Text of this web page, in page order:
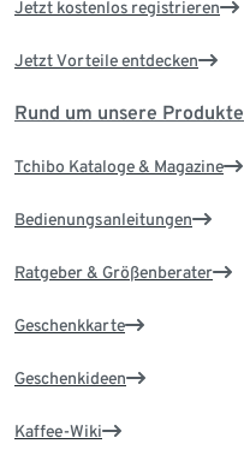
Jetzt kostenlos registrieren
Jetzt Vorteile entdecken
Rund um unsere Produkte
Tchibo Kataloge & Magazine
Bedienungsanleitungen
Ratgeber & Größenberater
Geschenkkarte
Geschenkideen
Kaffee-Wiki